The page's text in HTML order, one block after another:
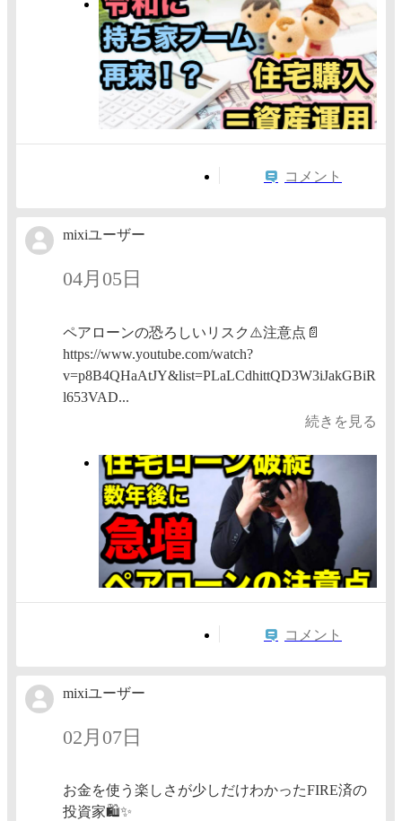
コメント
mixiユーザー
04月05日
ペアローンの恐ろしいリスク⚠️注意点📄
https://www.youtube.com/watch?
v=p8B4QHaAtJY&list=PLaLCdhittQD3W3iJakGBiR
l653VAD...
続きを見る
コメント
mixiユーザー
02月07日
お金を使う楽しさが少しだけわかったFIRE済の
投資家🛍️✨